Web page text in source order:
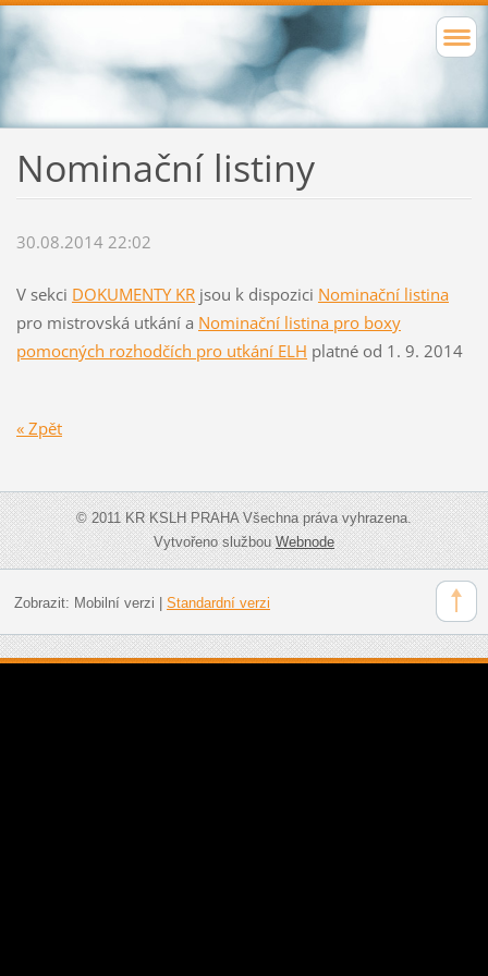
Nominační listiny
30.08.2014 22:02
V sekci DOKUMENTY KRjsou k dispozici Nominační listina
pro mistrovská utkání a Nominační listina pro boxy
pomocných rozhodčích pro utkání ELH platné od 1. 9. 2014
« Zpět
© 2011 KR KSLH PRAHA Všechna práva vyhrazena.
Vytvořeno službouWebnode
Zobrazit: Mobilní verzi | Standardní verzi